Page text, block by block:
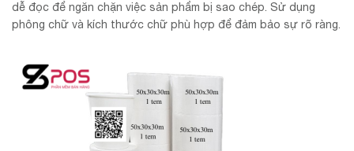
dễ đọc để ngăn chặn việc sản phẩm bị sao chép. Sử dụng
phông chữ và kích thước chữ phù hợp để đảm bảo sự rõ ràng.